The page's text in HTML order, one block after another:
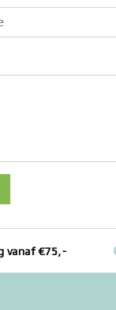
vanaf €75,-